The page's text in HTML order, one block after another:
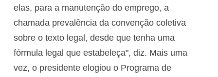
elas, para a manutenção do emprego, a
chamada prevalência da convenção coletiva
sobre o texto legal, desde que tenha uma
fórmula legal que estabeleça", diz. Mais uma
vez, o presidente elogiou o Programa de